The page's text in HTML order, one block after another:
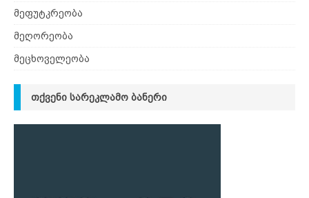
მეფუტკრეობა
მეღორეობა
მეცხოველეობა
ᲗᲥᲕᲔᲜᲘ ᲡᲐᲠᲔᲙᲚᲐᲛᲝ ᲑᲐᲜᲔᲠᲘ